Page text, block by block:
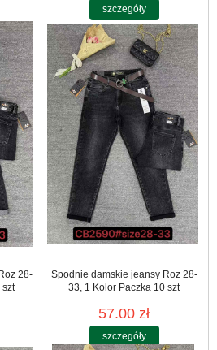
szczegóły
28-
szt
Spodnie damskie jeansy Roz 28-
33, 1 Kolor Paczka 10 szt
57.00 zł
szczegóły